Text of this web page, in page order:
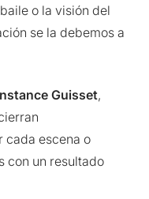
o la visión del
se la debemos a
Guisset,
cada escena o
con un resultado